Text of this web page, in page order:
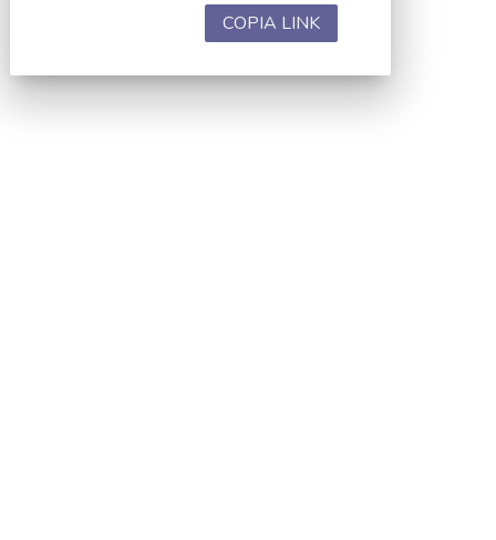
COPIA LINK